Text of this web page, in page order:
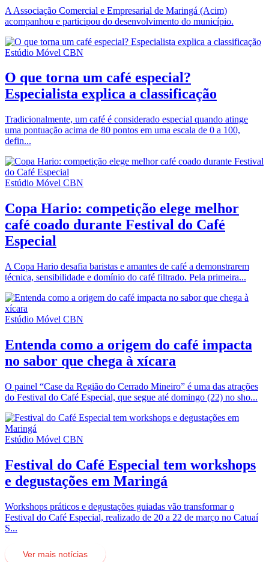
A Associação Comercial e Empresarial de Maringá (Acim)
acompanhou e participou do desenvolvimento do município.
Estúdio Móvel CBN
O que torna um café especial?
Especialista explica a classificação
Tradicionalmente, um café é considerado especial quando atinge
uma pontuação acima de 80 pontos em uma escala de 0 a 100,
defin...
Estúdio Móvel CBN
Copa Hario: competição elege melhor
café coado durante Festival do Café
Especial
A Copa Hario desafia baristas e amantes de café a demonstrarem
técnica, sensibilidade e domínio do café filtrado. Pela primeira...
Estúdio Móvel CBN
Entenda como a origem do café impacta
no sabor que chega à xícara
O painel “Case da Região do Cerrado Mineiro” é uma das atrações
do Festival do Café Especial, que segue até domingo (22) no sho...
Estúdio Móvel CBN
Festival do Café Especial tem workshops
e degustações em Maringá
Workshops práticos e degustações guiadas vão transformar o
Festival do Café Especial, realizado de 20 a 22 de março no Catuaí
S...
Ver mais notícias